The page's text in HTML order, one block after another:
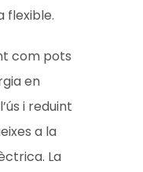
flexible.
com pots
en
i reduint
a la
La